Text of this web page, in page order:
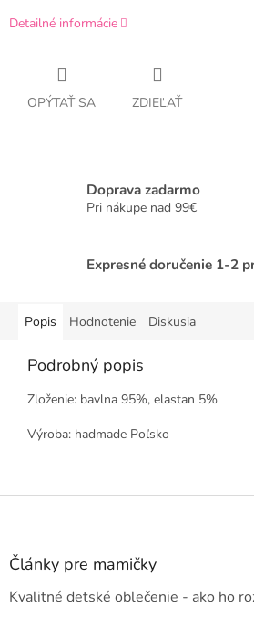
Detailné informácie
OPÝTAŤ SA ZDIEĽAŤ
Doprava zadarmo
Pri nákupe nad 99€
Expresné doručenie 1-2
Popis Hodnotenie Diskusia
Podrobný popis
Zloženie: bavlna 95%, elastan 5%
Výroba: hadmade Poľsko
Z
Články pre mamičky
Kvalitné detské oblečenie - ako ho